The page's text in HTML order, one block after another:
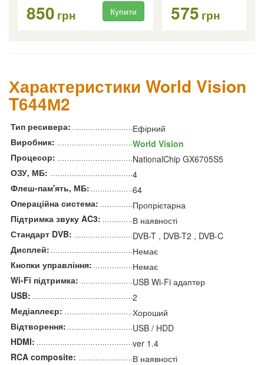
850 грн Купити 575 грн
Характеристики World Vision
T644М2
Тип ресивера:
Ефірний
Виробник:
World Vision
Процесор:
NationalChip GX6705S5
ОЗУ, МБ:
4
Флеш-пам'ять, МБ:
64
Операційна система:
Пропрієтарна
Підтримка звуку AC3:
В наявності
Стандарт DVB:
DVB-T , DVB-T2 , DVB-C
Дисплей:
Немає
Кнопки управління:
Немає
Wi-Fi підтримка:
USB Wi-Fi адаптер
USB:
2
Медіаплеєр:
Хороший
Відтворення:
USB / HDD
HDMI:
ver 1.4
RCA composite:
В наявності